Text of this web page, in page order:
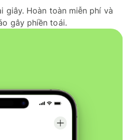
giây. Hoàn toàn miễn phí và
gây phiền toái.